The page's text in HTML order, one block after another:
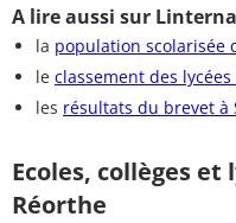
A lire aussi sur
la population scolarisée
le classement des
les résultats du brevet à
Ecoles, collèges et
Réorthe